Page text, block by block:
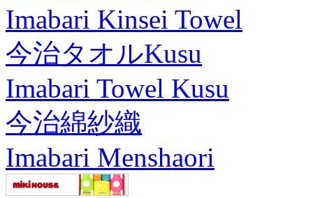
Imabari Kinsei Towel
今治タオルKusu
Imabari Towel Kusu
今治綿紗織
Imabari Menshaori